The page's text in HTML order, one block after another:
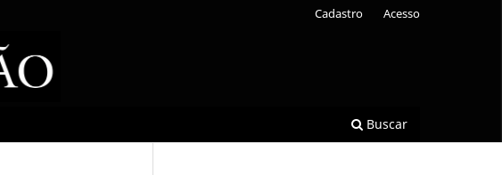
Buscar
Cadastro Acesso